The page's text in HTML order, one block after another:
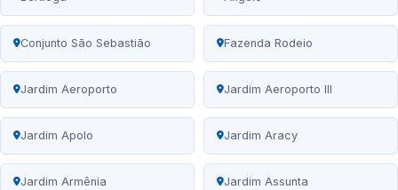
Conjunto São Sebastião Fazenda Rodeio
Jardim Aeroporto Jardim Aeroporto III
Jardim Apolo Jardim Aracy
Jardim Armênia Jardim Assunta